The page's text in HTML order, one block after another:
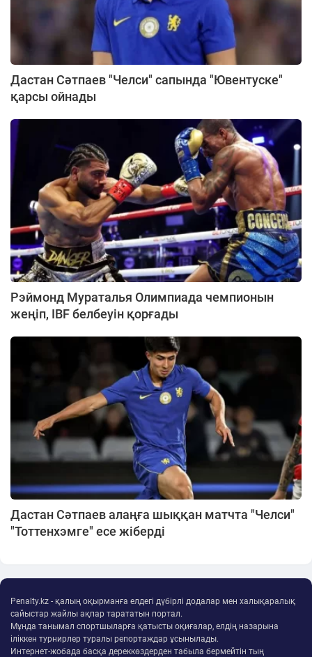
Дастан Сәтпаев "Челси" сапында "Ювентуске"
қарсы ойнады
Рэймонд Мураталья Олимпиада чемпионын
жеңіп, IBF белбеуін қорғады
Дастан Сәтпаев алаңға шыққан матчта "Челси"
"Тоттенхэмге" есе жіберді
Penalty.kz - қалың оқырманға елдегі дүбірлі додалар мен халықаралық
сайыстар жайлы ақпар тарататын портал.
Мұнда танымал спортшыларға қатысты оқиғалар, елдің назарына
іліккен турнирлер туралы репортаждар ұсынылады.
Интернет-жобада басқа дереккөздерден табыла бермейтін тың